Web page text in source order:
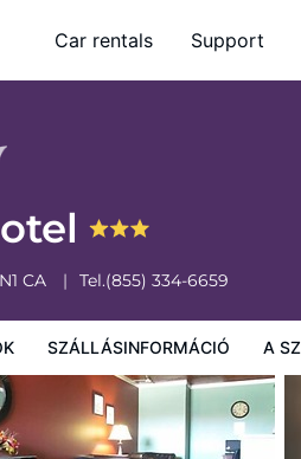
Car rentals Support
CA Tel.(855) 334-6659
SZÁLLÁSINFORMÁCIÓ A
szabályzata